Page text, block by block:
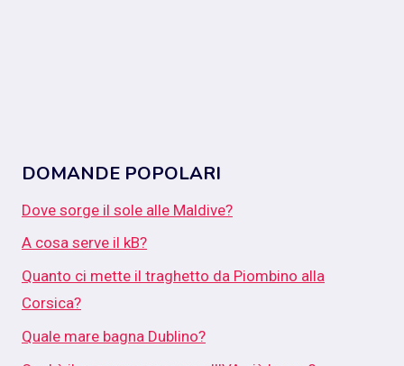
DOMANDE POPOLARI
Dove sorge il sole alle Maldive?
A cosa serve il kB?
Quanto ci mette il traghetto da Piombino alla
Corsica?
Quale mare bagna Dublino?